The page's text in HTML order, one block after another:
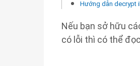
Hướng dẫn decrypt
Nếu bạn sở hữu
có lỗi thì có thể